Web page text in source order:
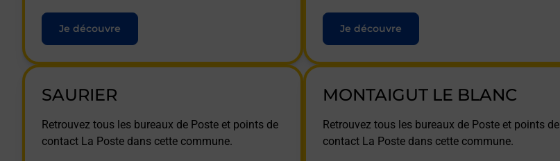
Je découvre Je découvre
SAURIER
Retrouvez tous les bureaux de Poste et points de
contact La Poste dans cette commune.
MONTAIGUT LE BLANC
Retrouvez tous les bureaux de Poste et points de
contact La Poste dans cette commune.